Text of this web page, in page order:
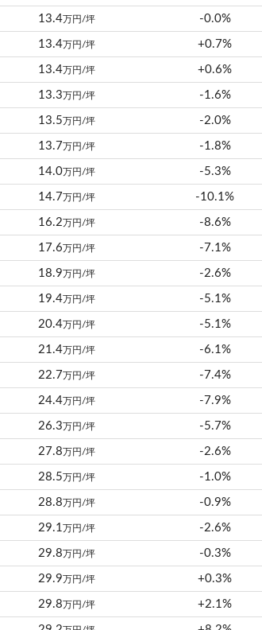
13.4万円/坪 -0.0%
13.4万円/坪 +0.7%
13.4万円/坪 +0.6%
13.3万円/坪 -1.6%
13.5万円/坪 -2.0%
13.7万円/坪 -1.8%
14.0万円/坪 -5.3%
14.7万円/坪 -10.1%
16.2万円/坪 -8.6%
17.6万円/坪 -7.1%
18.9万円/坪 -2.6%
19.4万円/坪 -5.1%
20.4万円/坪 -5.1%
21.4万円/坪 -6.1%
22.7万円/坪 -7.4%
24.4万円/坪 -7.9%
26.3万円/坪 -5.7%
27.8万円/坪 -2.6%
28.5万円/坪 -1.0%
28.8万円/坪 -0.9%
29.1万円/坪 -2.6%
29.8万円/坪 -0.3%
29.9万円/坪 +0.3%
29.8万円/坪 +2.1%